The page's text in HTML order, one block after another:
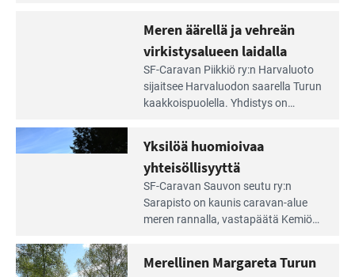
äärellä
ja
Meren äärellä ja vehreän
virkistysalueen laidalla
SF-Caravan Piikkiö ry:n Harvaluoto
sijait­see Harvaluodon saarella Turun
kaakkois­puolella. Yhdistys on
virkistysalueesta.
huomioivaa
yhteisöllisyyttä
Yksilöä huomioivaa
yhteisöllisyyttä
SF-Caravan Sauvon seutu ry:n
Sarapisto on kaunis caravan-alue
meren rannalla, vasta­päätä Kemiön
kymmenen paikkaa ilman sähköä.
Merellinen Margareta Turun